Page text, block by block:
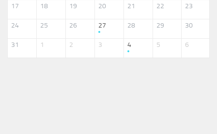
17 18 19 20 21 22 23
24 25 26 27 28 29 30
31 1 2 3 4 5 6